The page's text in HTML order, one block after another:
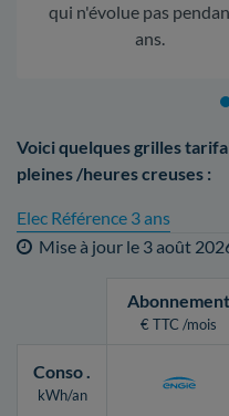
qui n'évolue pas
ans.
Voici quelques grilles
pleines /heures creuses :
Elec Référence 3 ans
Mise à jour le 3 août
Abonnement
€ TTC /mois
Conso.
kWh/an